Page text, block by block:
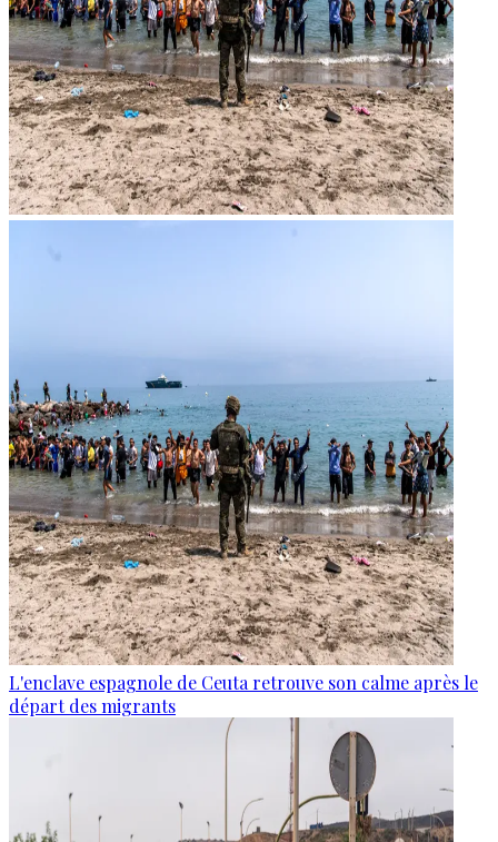
L'enclave espagnole de Ceuta retrouve son calme après le
départ des migrants